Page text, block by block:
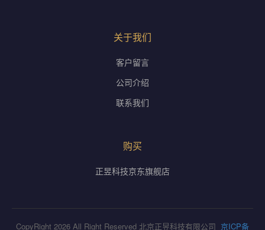
关于我们
客户留言
公司介绍
联系我们
购买
正昱科技京东旗舰店
CopyRight 2026 All Right Reserved 北京正昱科技有限公司 京ICP备